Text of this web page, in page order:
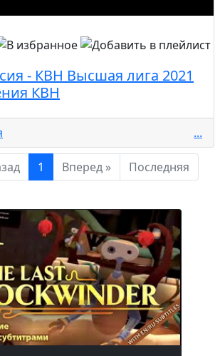
- КВН Высшая лига 2021
КВН
...
1 Вперед » Последняя